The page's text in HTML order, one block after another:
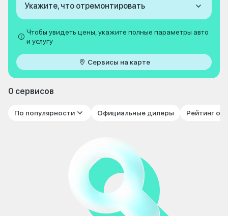
Укажите, что отремонтировать
Чтобы увидеть цены, укажите полные параметры авто
и услугу
Сервисы на карте
0 сервисов
По популярности Официальные дилеры Рейтинг